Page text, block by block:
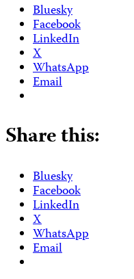
Bluesky
Facebook
LinkedIn
X
WhatsApp
Email
Share this:
Bluesky
Facebook
LinkedIn
X
WhatsApp
Email